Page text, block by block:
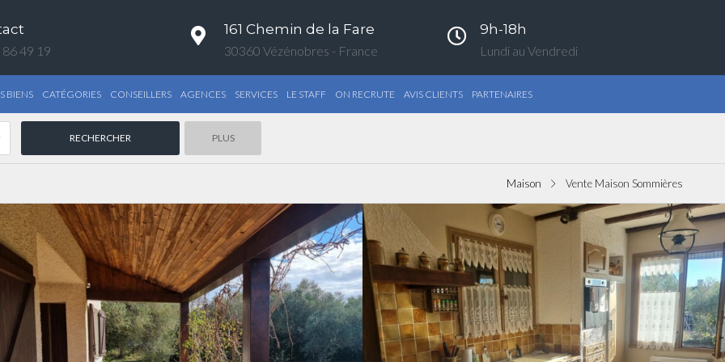
49 19
161 Chemin de la Fare
30360 Vézénobres - France
9h-18h
Lundi au Vendredi
BIENS CATÉGORIES CONSEILLERS AGENCES SERVICES LE STAFF ON RECRUTE AVIS CLIENTS PARTENAIRES
PLUS
Maison Vente Maison Sommières